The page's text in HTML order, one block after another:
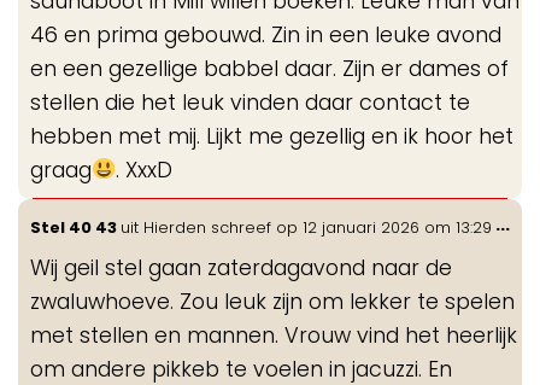
46 en prima gebouwd. Zin in een leuke avond
en een gezellige babbel daar. Zijn er dames of
stellen die het leuk vinden daar contact te
hebben met mij. Lijkt me gezellig en ik hoor het
graag
. XxxD
Stel 40 43 uit Hierden schreef op 12 januari 2026 om 13:29
Wij geil stel gaan zaterdagavond naar de
zwaluwhoeve. Zou leuk zijn om lekker te spelen
met stellen en mannen. Vrouw vind het heerlijk
om andere pikkeb te voelen in jacuzzi. En
...